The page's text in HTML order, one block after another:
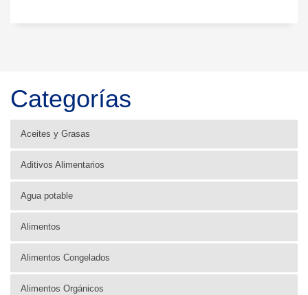
Categorías
Aceites y Grasas
Aditivos Alimentarios
Agua potable
Alimentos
Alimentos Congelados
Alimentos Orgánicos